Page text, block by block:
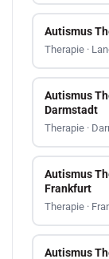
Autismus
Therapie ·
Autismus
Darmstadt
Therapie ·
Autismus
Frankfurt
Therapie ·
Autismus